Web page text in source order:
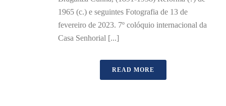
1965 (c.) e seguintes Fotografia de 13 de
fevereiro de 2023. 7º colóquio internacional da
Casa Senhorial [...]
READ MORE